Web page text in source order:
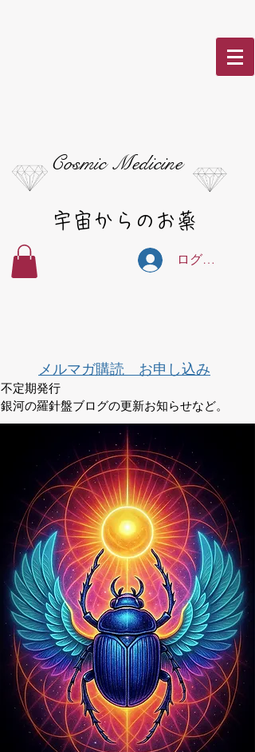
Cosmic Medicine
宇宙からのお薬
ログイン
メルマガ購読 お申し込み
不定期発行
銀河の羅針盤ブログの更新お知らせなど。